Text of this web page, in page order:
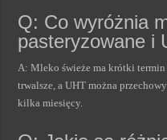
Q: Co wyróżnia
pasteryzowane i
A: Mleko świeże ma krótki
trwalsze, a UHT można
kilka miesięcy.